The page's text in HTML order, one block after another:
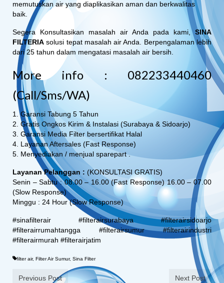
memutuskan air yang diaplikasikan aman dan berkwalitas
baik.
Segera Konsultasikan masalah air Anda pada kami, SINA
FILTERIA solusi tepat masalah air Anda. Berpengalaman lebih
dari 25 tahun dalam mengatasi masalah air bersih.
More info : 082233440460
(Call/Sms/WA)
1. Garansi Tabung 5 Tahun
2. Gratis Ongkos Kirim & Instalasi (Surabaya & Sidoarjo)
3. Garansi Media Filter bersertifikat Halal
4. Layanan Aftersales (Fast Response)
5. Menyediakan / menjual sparepart .
Layanan Pelanggan : (KONSULTASI GRATIS)
Senin – Sabtu : 08.00 – 16.00 (Fast Response) 16.00 – 07.00
(Slow Response)
Minggu : 24 Hour (Slow Response)
#sinafilterair #filterairsurabaya #filterairsidoarjo
#filterairrumahtangga #filterairsumur #filterairindustri
#filterairmurah #filterairjatim
filter air, Filter Air Sumur, Sina Filter
Previous Post Next Post